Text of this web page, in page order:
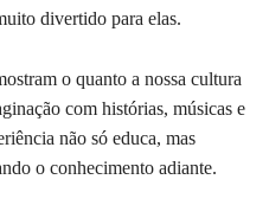
divertido para elas.
o quanto a nossa cultura
com histórias, músicas e
não só educa, mas
o conhecimento adiante.